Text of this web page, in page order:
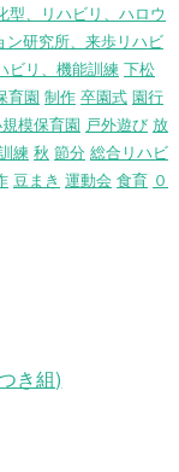
型、リハビリ、ハロウ
研究所、来歩リハビ
ビリ、機能訓練 下松
育園 制作 卒園式 園行
模保育園 戸外遊び 放
練 秋 節分 総合リハビ
豆まき 運動会 食育 ０
き組)